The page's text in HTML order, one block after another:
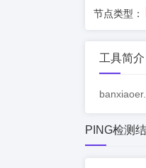
节点类型：
工具简介
PING检测